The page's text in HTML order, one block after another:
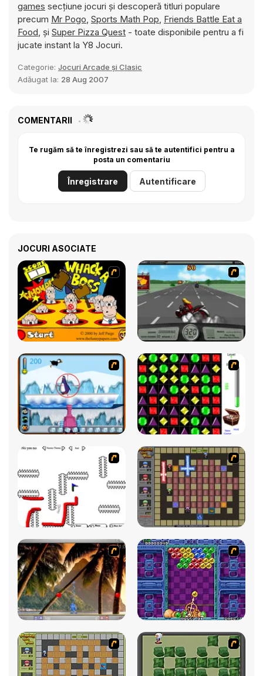
games secțiune jocuri și descoperă titluri populare
precum Mr Pogo, Sports Math Pop, Friends Battle Eat a
Food, și Super Pizza Quest - toate disponibile pentru a fi
jucate instant la Y8 Jocuri.
Categorie: Jocuri Arcade și Clasic
Adăugat la: 28 Aug 2007
COMENTARII
Te rugăm să te înregistrezi sau să te autentifici pentru a
posta un comentariu
Înregistrare Autentificare
JOCURI ASOCIATE